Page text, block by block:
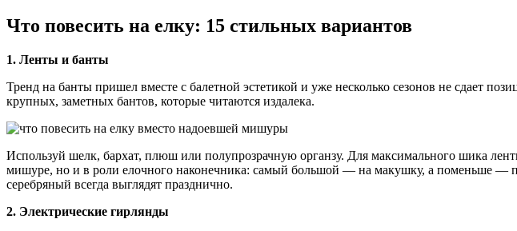
Что повесить на елку: 15 стильных вариантов
1. Ленты и банты
Тренд на банты пришел вместе с балетной эстетикой и уже несколько сезонов не сдает
крупных, заметных бантов, которые читаются издалека.
Используй шелк, бархат, плюш или полупрозрачную органзу. Для максимального шика
мишуре, но и в роли елочного наконечника: самый большой — на макушку, а поменьше —
серебряный всегда выглядят празднично.
2. Электрические гирлянды